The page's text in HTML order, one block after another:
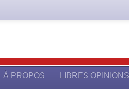
À PROPOS
LIBRES OPINIONS